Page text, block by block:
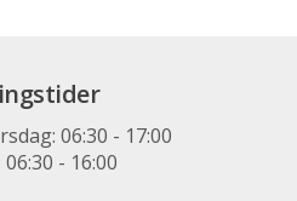
06:30 - 17:00
- 16:00